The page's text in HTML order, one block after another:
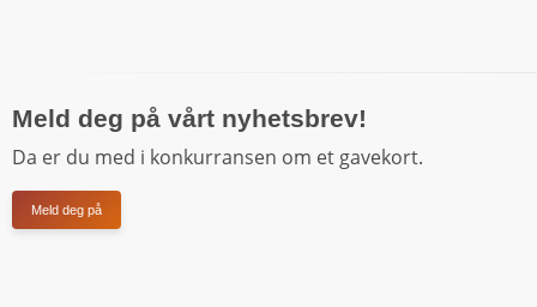
Meld deg på vårt nyhetsbrev!
Da er du med i konkurransen om et gavekort.
Meld deg på